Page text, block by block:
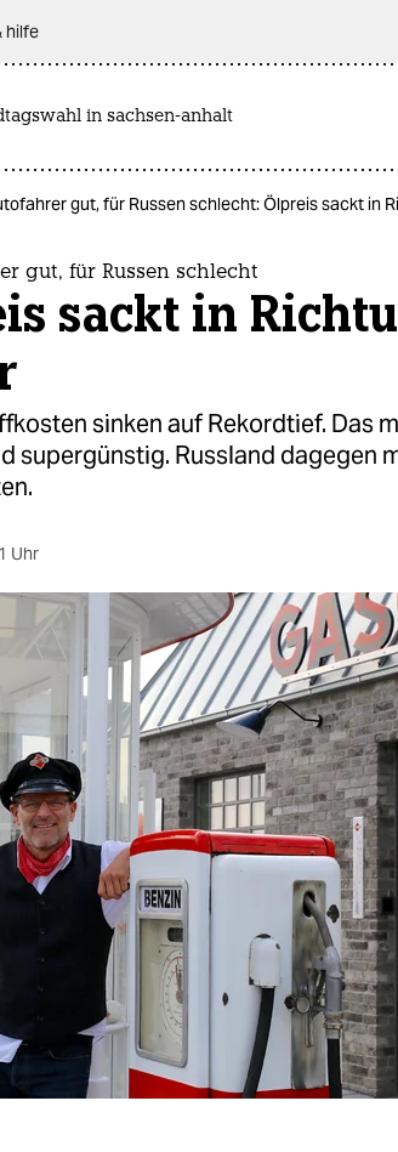
hilfe
in sachsen-anhalt
gut, für Russen schlecht: Ölpreis sackt in
gut, für Russen schlecht
sackt in
sinken auf Rekordtief. Das
supergünstig. Russland dagegen
Uhr